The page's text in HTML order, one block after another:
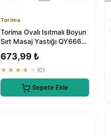
Torima
Torima Ovalı Isıtmalı Boyun
Sırt Masaj Yastığı QY666
Krem - ₺894.62
673,99 ₺
★★★★★ (0)
Sepete Ekle